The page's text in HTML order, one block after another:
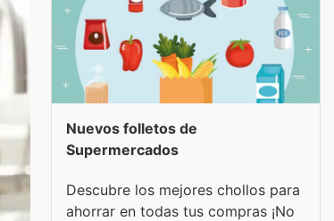
Nuevos folletos de
Supermercados
Descubre los mejores chollos para
ahorrar en todas tus compras ¡No